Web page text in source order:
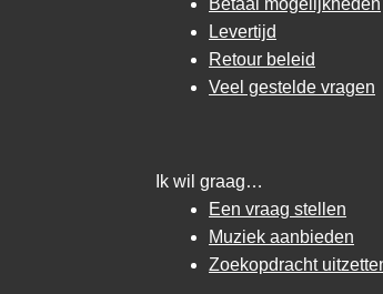
Betaal mogelijkheden
Levertijd
Retour beleid
Veel gestelde vragen
Ik wil graag…
Een vraag stellen
Muziek aanbieden
Zoekopdracht